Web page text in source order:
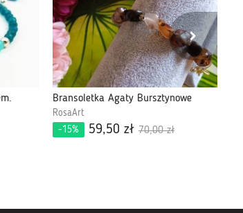
Bransoletka Agaty Bursztynowe
RosaArt
-15%
59,50 zł 70,00 zł